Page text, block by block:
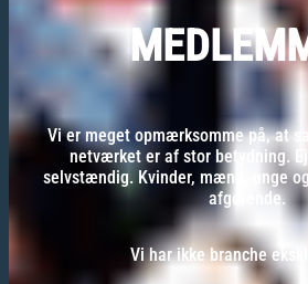
Vi er meget opmærksomme på, at
netværket er af stor betydning.
selvstændig. Kvinder, mænd, unge
afgørende.
Vi har ikke branche